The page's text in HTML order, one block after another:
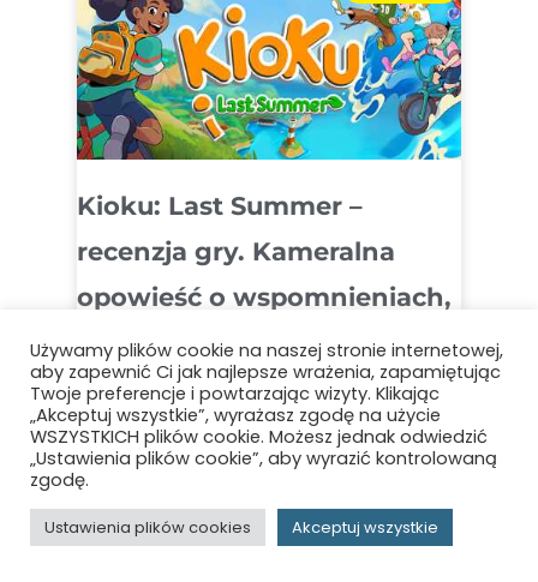
Kioku: Last Summer –
recenzja gry. Kameralna
opowieść o wspomnieniach,
które zostają na zawsze
CZYTAJ WIĘCEJ »
Używamy plików cookie na naszej stronie internetowej,
aby zapewnić Ci jak najlepsze wrażenia, zapamiętując
Twoje preferencje i powtarzając wizyty. Klikając
„Akceptuj wszystkie”, wyrażasz zgodę na użycie
WSZYSTKICH plików cookie. Możesz jednak odwiedzić
„Ustawienia plików cookie”, aby wyrazić kontrolowaną
zgodę.
Ustawienia plików cookies Akceptuj wszystkie